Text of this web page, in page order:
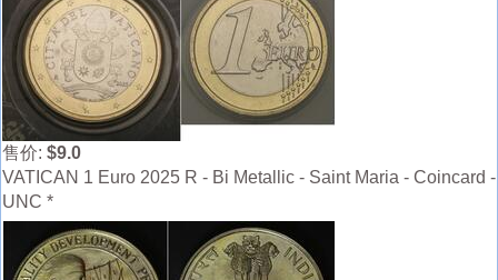
售价: $9.0
VATICAN 1 Euro 2025 R - Bi Metallic - Saint Maria - Coincard -
UNC *